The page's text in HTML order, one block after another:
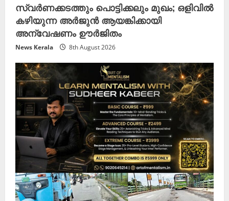
സ്വർണക്കടത്തും പൊട്ടിക്കലും മുഖം; ഒളിവിൽ
കഴിയുന്ന അർജുൻ ആയങ്കിക്കായി
അന്വേഷണം ഊർജിതം
News Kerala 8th August 2026